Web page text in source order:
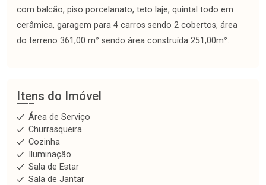
com balcão, piso porcelanato, teto laje, quintal todo em
cerâmica, garagem para 4 carros sendo 2 cobertos, área
do terreno 361,00 m² sendo área construída 251,00m².
Itens do Imóvel
Área de Serviço
Churrasqueira
Cozinha
Iluminação
Sala de Estar
Sala de Jantar